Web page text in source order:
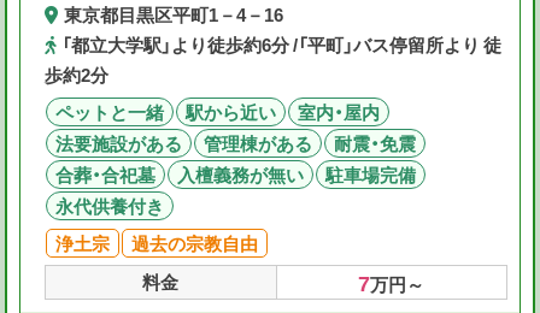
東京都目黒区平町1－4－16
「都立大学駅」より徒歩約6分 /「平町」バス停留所より 徒
歩約2分
ペットと一緒
駅から近い
室内・屋内
法要施設がある
管理棟がある
耐震・免震
合葬・合祀墓
入檀義務が無い
駐車場完備
永代供養付き
浄土宗
過去の宗教自由
料金
7万円～